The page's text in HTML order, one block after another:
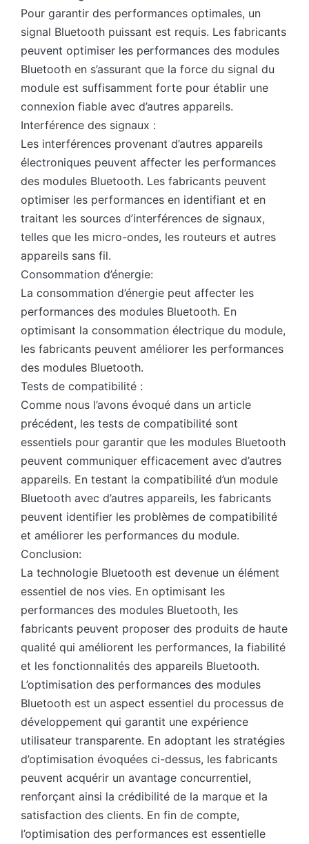
Pour garantir des performances optimales, un
signal Bluetooth puissant est requis. Les fabricants
peuvent optimiser les performances des modules
Bluetooth en s’assurant que la force du signal du
module est suffisamment forte pour établir une
connexion fiable avec d’autres appareils.
Interférence des signaux :
Les interférences provenant d’autres appareils
électroniques peuvent affecter les performances
des modules Bluetooth. Les fabricants peuvent
optimiser les performances en identifiant et en
traitant les sources d’interférences de signaux,
telles que les micro-ondes, les routeurs et autres
appareils sans fil.
Consommation d’énergie:
La consommation d’énergie peut affecter les
performances des modules Bluetooth. En
optimisant la consommation électrique du module,
les fabricants peuvent améliorer les performances
des modules Bluetooth.
Tests de compatibilité :
Comme nous l’avons évoqué dans un article
précédent, les tests de compatibilité sont
essentiels pour garantir que les modules Bluetooth
peuvent communiquer efficacement avec d’autres
appareils. En testant la compatibilité d’un module
Bluetooth avec d’autres appareils, les fabricants
peuvent identifier les problèmes de compatibilité
et améliorer les performances du module.
Conclusion:
La technologie Bluetooth est devenue un élément
essentiel de nos vies. En optimisant les
performances des modules Bluetooth, les
fabricants peuvent proposer des produits de haute
qualité qui améliorent les performances, la fiabilité
et les fonctionnalités des appareils Bluetooth.
L’optimisation des performances des modules
Bluetooth est un aspect essentiel du processus de
développement qui garantit une expérience
utilisateur transparente. En adoptant les stratégies
d’optimisation évoquées ci-dessus, les fabricants
peuvent acquérir un avantage concurrentiel,
renforçant ainsi la crédibilité de la marque et la
satisfaction des clients. En fin de compte,
l’optimisation des performances est essentielle